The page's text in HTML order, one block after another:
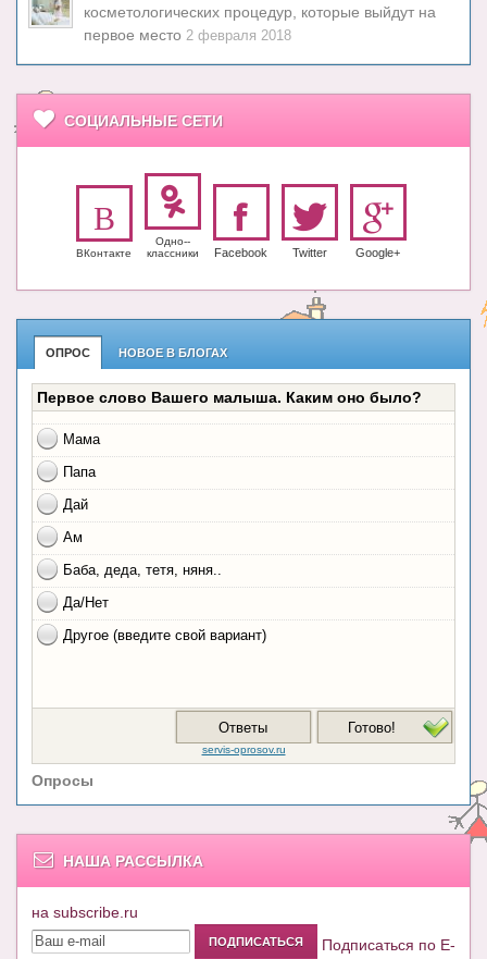
косметологических процедур, которые выйдут на
первое место 2 февраля 2018
СОЦИАЛЬНЫЕ СЕТИ
ВКонтакте
Одно-­
класс­ники
Facebook Twitter Google+
ОПРОС НОВОЕ В БЛОГАХ
Опросы
НАША РАССЫЛКА
на subscribe.ru
Подписаться по E-